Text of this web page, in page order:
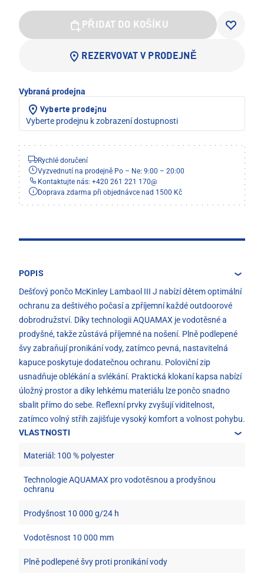
PŘIDAT DO KOŠÍKU
REZERVOVAT V PRODEJNĚ
Vybraná prodejna
Vyberte prodejnu
Vyberte prodejnu k zobrazení dostupnosti
Rychlé doručení
Vyzvednutí na prodejně Po – Ne: 9:00 – 20:00
Kontaktujte nás: +420 261 221 170@
Doprava zdarma při objednávce nad 1500 Kč
POPIS
Dešťový pončo McKinley Lambaol III J nabízí dětem optimální
ochranu za deštivého počasí a zpříjemní každé outdoorové
dobrodružství. Díky technologii AQUAMAX je vodotěsné a
prodyšné, takže zůstává příjemné na nošení. Plně podlepené
švy zabraňují pronikání vody, zatímco pevná, nastavitelná
kapuce poskytuje dodatečnou ochranu. Poloviční zip
usnadňuje oblékání a svlékání. Praktická klokaní kapsa nabízí
úložný prostor a díky lehkému materiálu lze pončo snadno
sbalit přímo do sebe. Reflexní prvky zvyšují viditelnost,
zatímco volný střih zajišťuje vysoký komfort a volnost pohybu.
VLASTNOSTI
Materiál: 100 % polyester
Technologie AQUAMAX pro vodotěsnou a prodyšnou
ochranu
Prodyšnost 10 000 g/24 h
Vodotěsnost 10 000 mm
Plně podlepené švy proti pronikání vody